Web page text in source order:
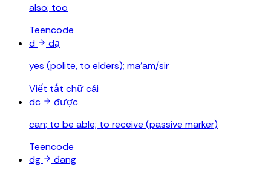
also; too
Teencode
d
dạ
yes (polite, to elders); ma'am/sir
Viết tắt chữ cái
dc
được
can; to be able; to receive (passive marker)
Teencode
dg
đang